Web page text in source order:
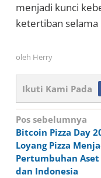
menjadi kunci
ketertiban
oleh Herry
Ikuti Kami Pada
Navigasi
pos
Pos sebelumnya
Bitcoin Pizza Day
Loyang Pizza
Pertumbuhan
dan Indonesia